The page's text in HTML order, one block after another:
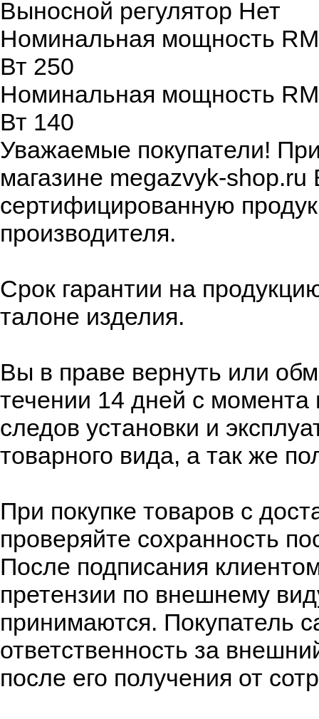
Выносной регулятор Нет
Номинальная мощность
Вт 250
Номинальная мощность
Вт 140
Уважаемые покупатели!
магазине megazvyk-shop.ru
сертифицированную
производителя.
Срок гарантии на
талоне изделия.
Вы в праве вернуть или
течении 14 дней с момента
следов установки и
товарного вида, а так же
При покупке товаров с
проверяйте сохранность
После подписания
претензии по внешнему
принимаются. Покупатель
ответственность за
после его получения от